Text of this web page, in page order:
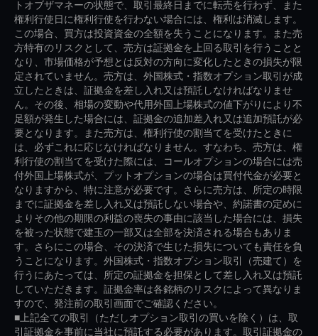
トオブザマネーの状態で、取引最終日までに転売を行わず、また
権利行使日に権利行使を行わない場合には、権利は消滅します。
この場合、買方は投資資金の全額を失うことになります。また売
方特有のリスクとして、売方は証拠金を上回る取引を行うことと
なり、市場価格が予想とは反対の方向に変化したときの損失が限
定されていません。売方は、外国株式・指数オプション取引が成
立したときは、証拠金を差し入れ又は預託しなければなりませ
ん。その後、相場の変動や代用外国上場株式の値下がりにより不
足額が発生した場合には、証拠金の追加差入れ又は追加預託が必
要となります。また売方は、権利行使の割当てを受けたときに
は、必ずこれに応じなければなりません。すなわち、売方は、権
利行使の割当てを受けた際には、コールオプションの場合には売
付外国上場株式が、プットオプションの場合は買付代金が必要と
なりますから、特に注意が必要です。さらに売方は、所定の時限
までに証拠金を差し入れ又は預託しない場合や、約諾書の定めに
よりその他の期限の利益の喪失の事由に該当した場合には、損失
を被った状態で建玉の一部又は全部を決済される場合もありま
す。さらにこの場合、その決済で生じた損失についても責任を負
うことになります。外国株式・指数オプション取引（売建て）を
行うにあたっては、所定の証拠金を担保として差し入れ又は預託
していただきます。証拠金率は各銘柄のリスクによって異なりま
すので、発注前の取引画面でご確認ください。
■上記全ての取引（ただしオプション取引の買いを除く）は、取
引証拠金を事前に当社に預託する必要があります。取引証拠金の